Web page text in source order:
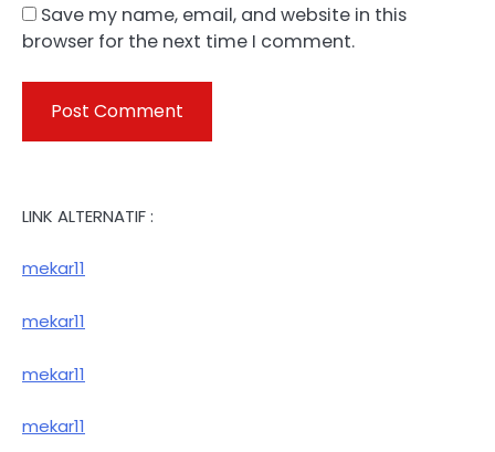
Save my name, email, and website in this
browser for the next time I comment.
LINK ALTERNATIF :
mekar11
mekar11
mekar11
mekar11